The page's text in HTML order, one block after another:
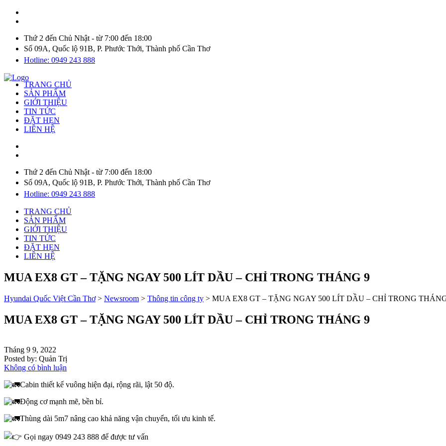
Thứ 2 đến Chủ Nhật - từ 7:00 đến 18:00
Số 09A, Quốc lộ 91B, P. Phước Thới, Thành phố Cần Thơ
Hotline: 0949 243 888
TRANG CHỦ
SẢN PHẨM
GIỚI THIỆU
TIN TỨC
ĐẶT HẸN
LIÊN HỆ
Thứ 2 đến Chủ Nhật - từ 7:00 đến 18:00
Số 09A, Quốc lộ 91B, P. Phước Thới, Thành phố Cần Thơ
Hotline: 0949 243 888
TRANG CHỦ
SẢN PHẨM
GIỚI THIỆU
TIN TỨC
ĐẶT HẸN
LIÊN HỆ
MUA EX8 GT – TẶNG NGAY 500 LÍT DẦU – CHỈ TRONG THÁNG 9
Hyundai Quốc Việt Cần Thơ> Newsroom > Thông tin công ty > MUA EX8 GT – TẶNG NGAY 500 LÍT DẦU – CHỈ TRONG
MUA EX8 GT – TẶNG NGAY 500 LÍT DẦU – CHỈ TRONG THÁNG 9
Tháng 9 9, 2022
Posted by: Quản Trị
Không có bình luận
Cabin thiết kế vuông hiện đại, rộng rãi, lật 50 độ.
Động cơ mạnh mẽ, bền bỉ.
Thùng dài 5m7 nâng cao khả năng vận chuyển, tối ưu kinh tế.
Gọi ngay 0949 243 888 để được tư vấn